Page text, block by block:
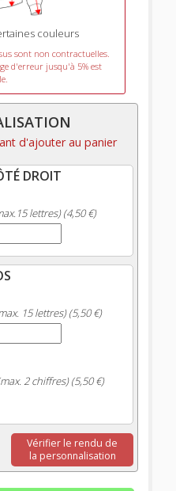
couleurs
sont non contractuelles.
d'erreur jusqu'à 5% est
d'ajouter au panier
DROIT
lettres) (4,50 €)
15 lettres) (5,50 €)
2 chiffres) (5,50 €)
Vérifier le rendu de
la personnalisation